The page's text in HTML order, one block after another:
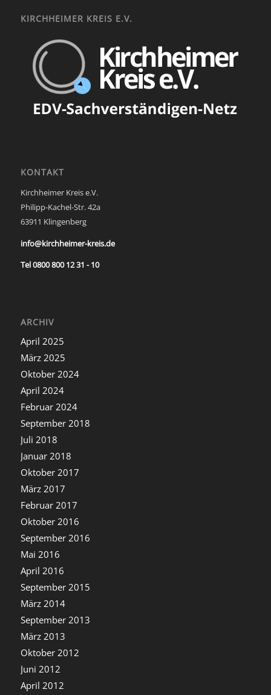
KIRCHHEIMER KREIS E.V.
KONTAKT
Kirchheimer Kreis e.V.
Philipp-Kachel-Str. 42a
63911 Klingenberg
info@kirchheimer-kreis.de
Tel 0800 800 12 31 - 10
ARCHIV
April 2025
März 2025
Oktober 2024
April 2024
Februar 2024
September 2018
Juli 2018
Januar 2018
Oktober 2017
März 2017
Februar 2017
Oktober 2016
September 2016
Mai 2016
April 2016
September 2015
März 2014
September 2013
März 2013
Oktober 2012
Juni 2012
April 2012